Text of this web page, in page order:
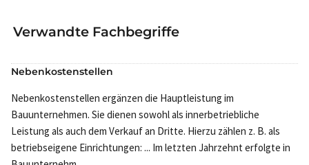
Verwandte Fachbegriffe
Nebenkostenstellen
Nebenkostenstellen ergänzen die Hauptleistung im
Bauunternehmen. Sie dienen sowohl als innerbetriebliche
Leistung als auch dem Verkauf an Dritte. Hierzu zählen z. B. als
betriebseigene Einrichtungen: ... Im letzten Jahrzehnt erfolgte in